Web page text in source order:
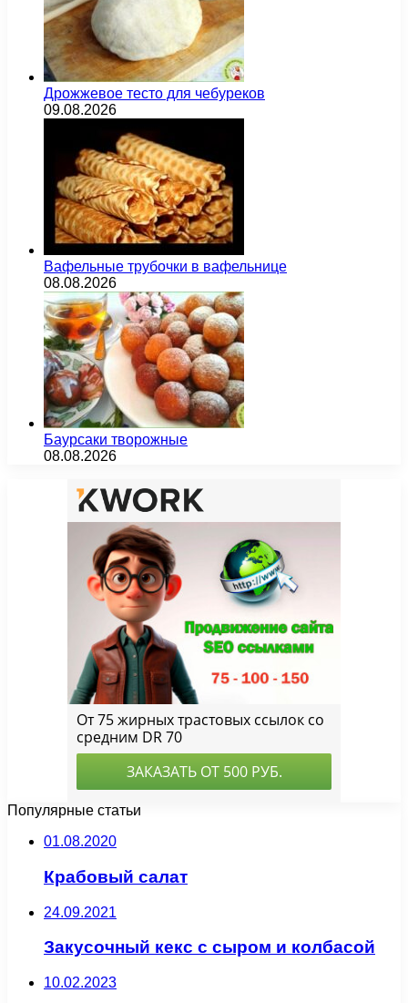
Дрожжевое тесто для чебуреков
09.08.2026
Вафельные трубочки в вафельнице
08.08.2026
Баурсаки творожные
08.08.2026
Популярные статьи
01.08.2020
Крабовый салат
24.09.2021
Закусочный кекс с сыром и колбасой
10.02.2023